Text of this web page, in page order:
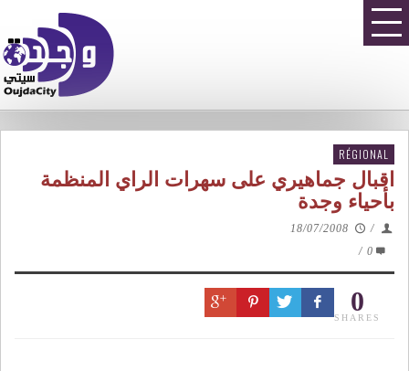
RÉGIONAL
اقبال جماهيري على سهرات الراي المنظمة
بأحياء وجدة
/
18/07/2008
0
/
0
SHARES